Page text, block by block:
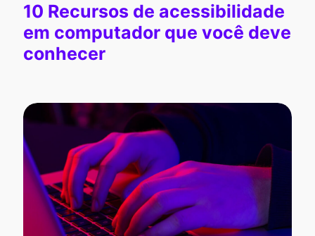
10 Recursos de acessibilidade
em computador que você deve
conhecer